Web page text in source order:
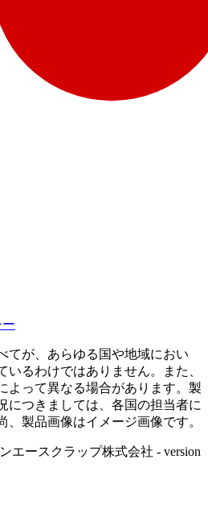
てが、あらゆる国や地域におい
いるわけではありません。また、
よって異なる場合があります。製
につきましては、各国の担当者に
、製品画像はイメージ画像です。
エースクラップ株式会社 - version